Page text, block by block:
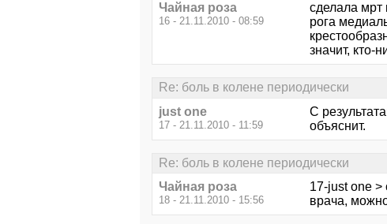
Чайная роза
16 - 21.11.2010 - 08:59
сделала мрт
рога
значит, кто-
Re: боль в колене периодически
just one
17 - 21.11.2010 - 11:59
С
объяснит.
Re: боль в колене периодически
Чайная роза
18 - 21.11.2010 - 15:56
17-just one >
врача,